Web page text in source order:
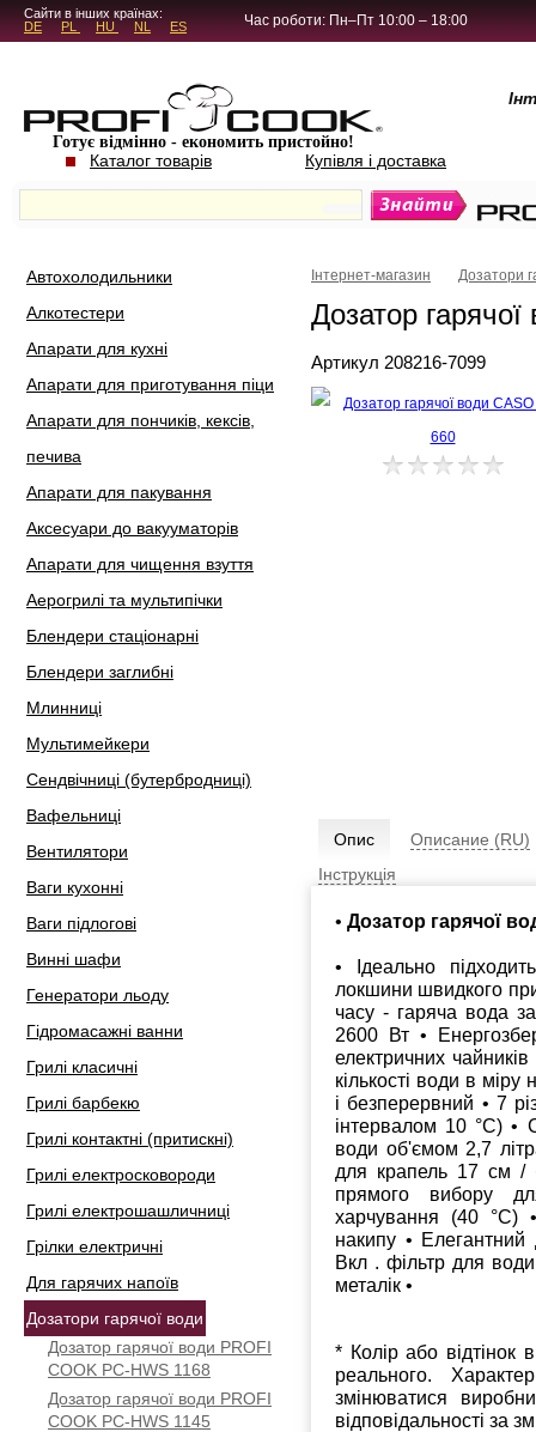
5.4.45Сайти в інших країнах:
DE
PL HU NL ES Час роботи: Пн–Пт 10:00 – 18:00
Готує відмінно - економить пристойно!
Каталог товарів Купівля і доставка
Автохолодильники
Алкотестери
Апарати для кухні
Апарати для приготування піци
Апарати для пончиків, кексів,
печива
Апарати для пакування
Аксесуари до вакууматорів
Апарати для чищення взуття
Аерогрилі та мультипічки
Блендери стаціонарні
Блендери заглибні
Млинниці
Мультимейкери
Сендвічниці (бутербродниці)
Вафельниці
Вентилятори
Ваги кухонні
Ваги підлогові
Винні шафи
Генератори льоду
Гідромасажні ванни
Грилі класичні
Грилі барбекю
Грилі контактні (притискні)
Грилі електросковороди
Грилі електрошашличниці
Грілки електричні
Для гарячих напоїв
Дозатори гарячої води
Дозатор гарячої води PROFI
COOK PC-HWS 1168
Дозатор гарячої води PROFI
COOK PC-HWS 1145
Інтернет-магазин Дозатори
Дозатор
Артикул 208216-7099
Опис
Описание (RU)
Інструкція
• Дозатор гарячої
• Ідеально
локшини швидкого
часу - гаряча вода за
2600 Вт •
електричних
кількості води в
і безперервний • 7
інтервалом 10 °С) •
води об'ємом 2,7
для крапель 17 см /
прямого вибору
харчування (40 °С)
накипу • Елегантний
Вкл . фільтр для
металік •
* Колір або відтінок
реального.
змінюватися
відповідальності за